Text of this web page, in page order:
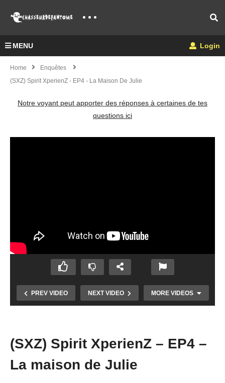
MENU Login
Home
Enquêtes
(SXZ) Spirit XperienZ - EP4 - La Maison De Julie
Notre voyant peut apporter des réponses à certaines de tes
questions ici
PREV VIDEO NEXT VIDEO MORE VIDEOS
(SXZ) Spirit XperienZ – EP4 –
La maison de Julie